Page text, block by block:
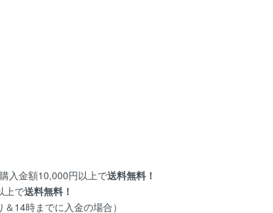
入金額10,000円以上で送料無料！
上で送料無料！
14時までに入金の場合）